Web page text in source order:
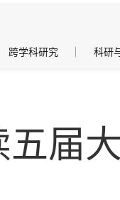
跨学科研究 科研
届